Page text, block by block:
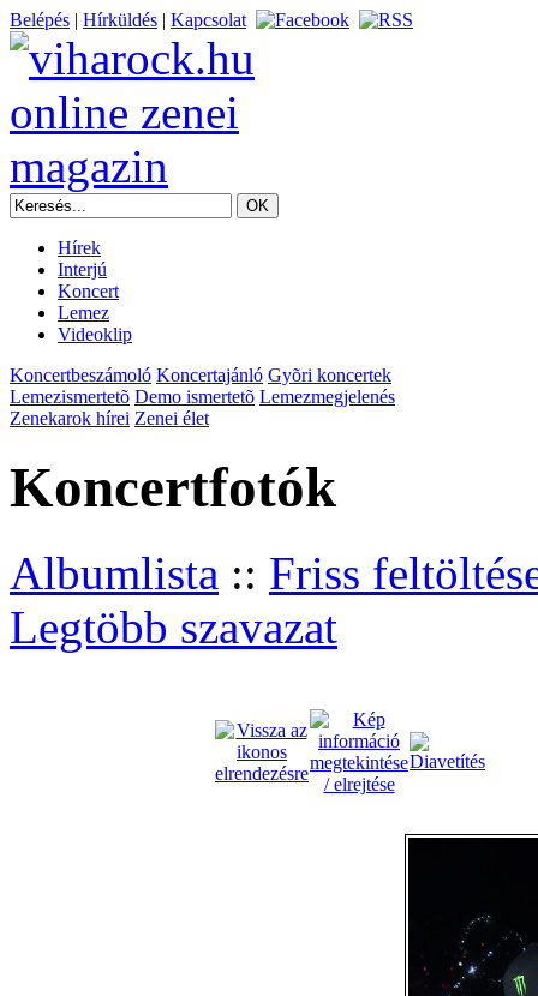
Belépés | Hírküldés | Kapcsolat
Hírek
Interjú
Koncert
Lemez
Videoklip
Koncertbeszámoló Koncertajánló Gyõri koncertek
Lemezismertetõ Demo ismertetõ Lemezmegjelenés
Zenekarok hírei Zenei élet
Koncertfotók
Albumlista :: Friss
Legtöbb szavazat